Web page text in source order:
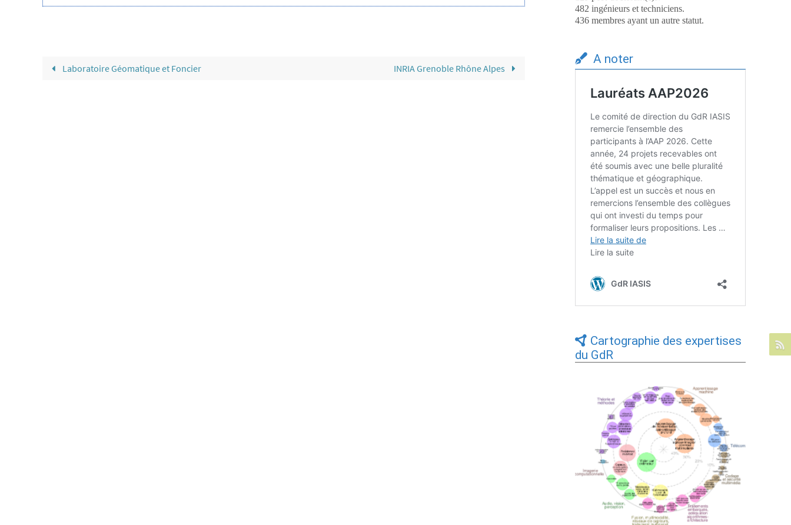
Laboratoire Géomatique et Foncier INRIA Grenoble Rhône Alpes
482 ingénieurs et techniciens.
436 membres ayant un autre statut.
A noter
Cartographie des expertises
du GdR
Expertises du GdR - cartographie par Axes
- 19/09/2025